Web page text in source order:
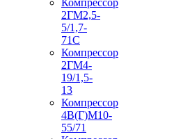
2ГМ2,5-
5/1,7-
71С
Компрессор
2ГМ4-
19/1,5-
13
Компрессор
4В(Г)М10-
55/71